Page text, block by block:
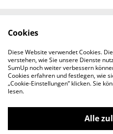
Kontaktieren Sie uns
Datenschutzbestimm
ungen von SumUp
Cookies
Diese Website verwendet Cookies.
verstehen, wie Sie unsere Dienste
SumUp noch weiter verbessern
Cookies erfahren und festlegen, wie
„Cookie-Einstellungen” klicken. Sie
lesen.
Alle